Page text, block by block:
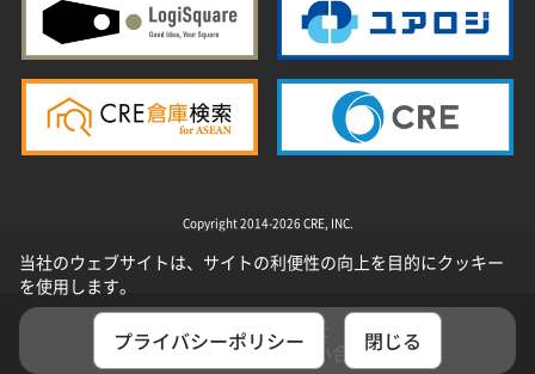
選択した物件を
まとめてお問い合わせ
Copyright 2014-2026 CRE, INC.
当社のウェブサイトは、サイトの利便性の向上を目的にクッキー
を使用します。
プライバシーポリシー 閉じる